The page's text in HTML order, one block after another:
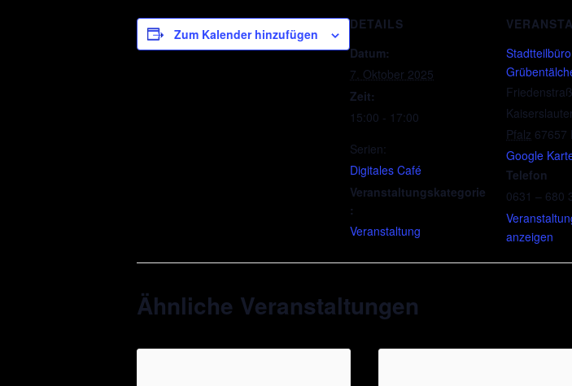
Zum Kalender hinzufügen
DETAILS
Datum:
7. Oktober 2025
Zeit:
15:00 - 17:00
Serien:
Digitales Café
Veranstaltungskategorie
:
Veranstaltung
Stadtteilbüro
Pfalz 67657
Google
Telefon
0631 – 680
anzeigen
Ähnliche Veranstaltungen